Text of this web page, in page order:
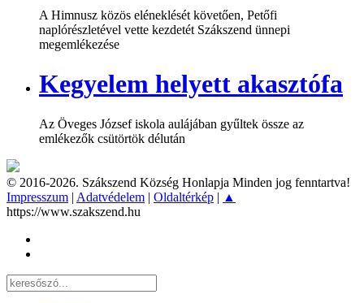
A Himnusz közös eléneklését követően, Petőfi
naplórészletével vette kezdetét Szákszend ünnepi
megemlékezése
Kegyelem helyett akasztófa
Az Öveges József iskola aulájában gyűltek össze az
emlékezők csütörtök délután
© 2016-2026. Szákszend Község Honlapja Minden jog fenntartva!
Impresszum | Adatvédelem | Oldaltérkép | ▲
https://www.szakszend.hu